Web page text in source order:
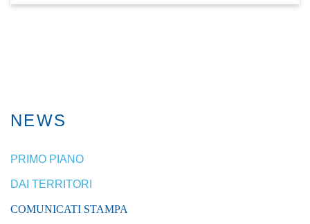
NEWS
PRIMO PIANO
DAI TERRITORI
COMUNICATI STAMPA